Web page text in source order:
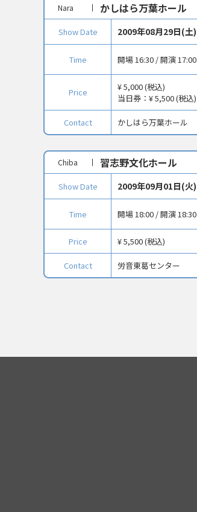
Nara かしはら万葉ホール
Show Date 2009年08月29日(土)
Time 開場 16:30 / 開演 17:00
Price
¥ 5,000 (税込)
当日券： ¥ 5,500 (税込)
Contact かしはら万葉ホール
Chiba 習志野文化ホール
Show Date 2009年09月01日(火)
Time 開場 18:00 / 開演 18:30
Price ¥ 5,500 (税込)
Contact 労音東葛センター